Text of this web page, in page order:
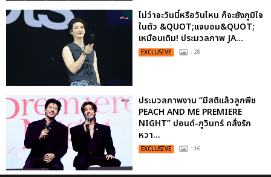
ไม่ว่าจะวันนี้หรือวันไหน ก็จะยังภูมิใจ
ในตัว &QUOT;แจบอม&QUOT;
เหมือนเดิม! ประมวลภาพ JA...
EXCLUSIVE : 28
ประมวลภาพงาน “มีสติแล้วลูกพีช
PEACH AND ME PREMIERE
NIGHT” ปอนด์-ภูวินทร์ คลั่งรัก
หวา...
EXCLUSIVE : 16